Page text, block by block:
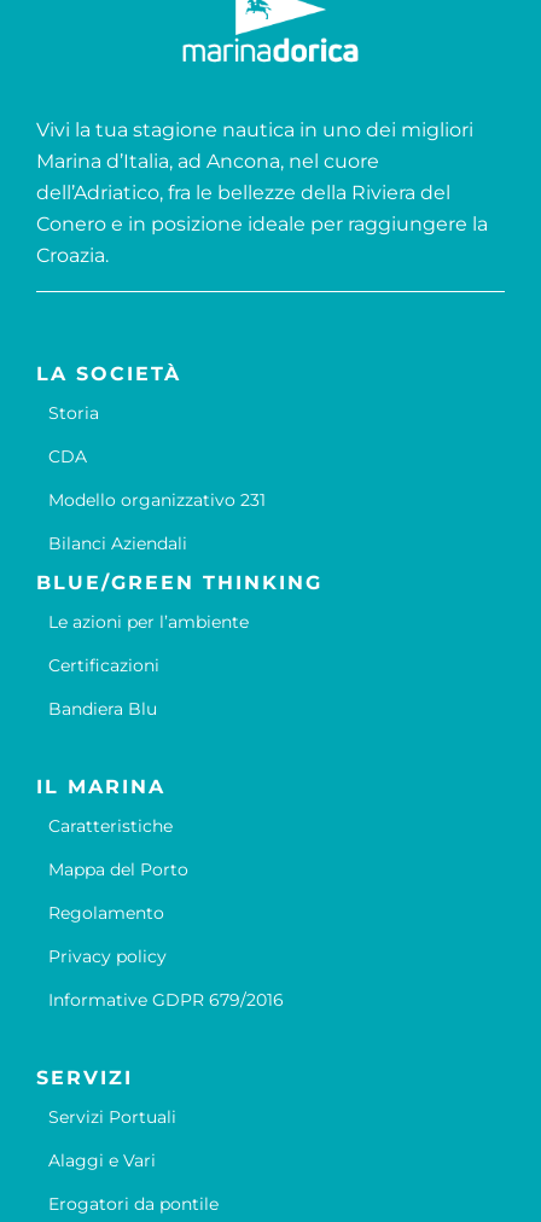
Vivi la tua stagione nautica in uno dei migliori
Marina d’Italia, ad Ancona, nel cuore
dell’Adriatico, fra le bellezze della Riviera del
Conero e in posizione ideale per raggiungere la
Croazia.
LA SOCIETÀ
Storia
CDA
Modello organizzativo 231
Bilanci Aziendali
BLUE/GREEN THINKING
Le azioni per l’ambiente
Certificazioni
Bandiera Blu
IL MARINA
Caratteristiche
Mappa del Porto
Regolamento
Privacy policy
Informative GDPR 679/2016
SERVIZI
Servizi Portuali
Alaggi e Vari
Erogatori da pontile